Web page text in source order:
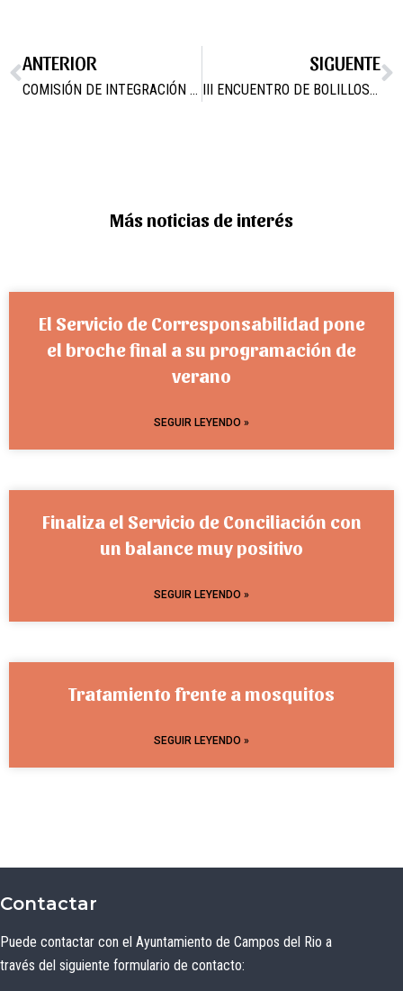
ANTERIOR
COMISIÓN DE INTEGRACIÓN Y COHESIÓN SOCIAL
SIGUENTE
III ENCUENTRO DE BOLILLOS EN CAMPOS DEL RÍO
Más noticias de interés
El Servicio de Corresponsabilidad pone
el broche final a su programación de
verano
SEGUIR LEYENDO »
Finaliza el Servicio de Conciliación con
un balance muy positivo
SEGUIR LEYENDO »
Tratamiento frente a mosquitos
SEGUIR LEYENDO »
Contactar
Puede contactar con el Ayuntamiento de Campos del Rio a
través del siguiente formulario de contacto: